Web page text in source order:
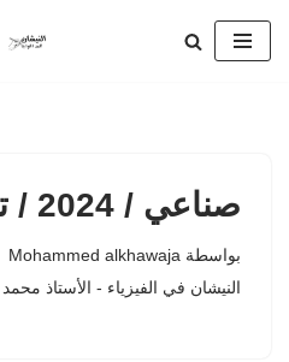
تخطى
صناعي / 2024 / تكميلي
بواسطة Mohammed alkhawaja
النيشان في الفيزياء - الأستاذ محمد